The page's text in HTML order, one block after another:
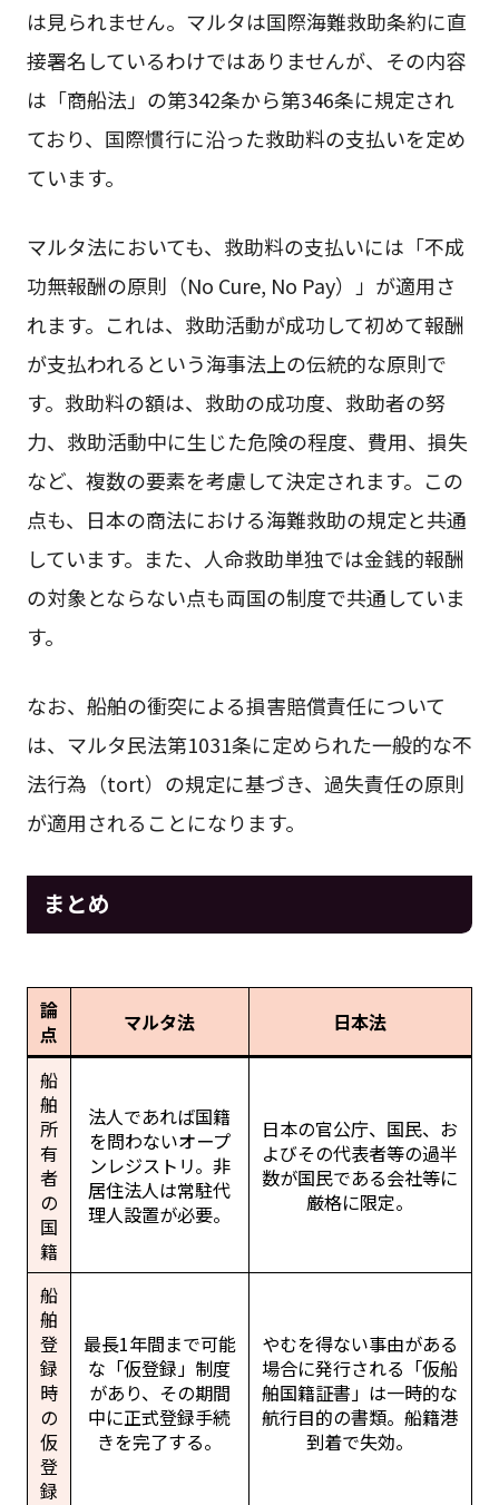
は見られません。マルタは国際海難救助条約に直
接署名しているわけではありませんが、その内容
は「商船法」の第342条から第346条に規定され
ており、国際慣行に沿った救助料の支払いを定め
ています。
マルタ法においても、救助料の支払いには「不成
功無報酬の原則（No Cure, No Pay）」が適用さ
れます。これは、救助活動が成功して初めて報酬
が支払われるという海事法上の伝統的な原則で
す。救助料の額は、救助の成功度、救助者の努
力、救助活動中に生じた危険の程度、費用、損失
など、複数の要素を考慮して決定されます。この
点も、日本の商法における海難救助の規定と共通
しています。また、人命救助単独では金銭的報酬
の対象とならない点も両国の制度で共通していま
す。
なお、船舶の衝突による損害賠償責任について
は、マルタ民法第1031条に定められた一般的な不
法行為（tort）の規定に基づき、過失責任の原則
が適用されることになります。
まとめ
論
点
マルタ法 日本法
船
舶
所
有
者
の
国
籍
法人であれば国籍
を問わないオープ
ンレジストリ。非
居住法人は常駐代
理人設置が必要。
日本の官公庁、国民、お
よびその代表者等の過半
数が国民である会社等に
厳格に限定。
船
舶
登
録
時
の
仮
登
録
最長1年間まで可能
な「仮登録」制度
があり、その期間
中に正式登録手続
きを完了する。
やむを得ない事由がある
場合に発行される「仮船
舶国籍証書」は一時的な
航行目的の書類。船籍港
到着で失効。